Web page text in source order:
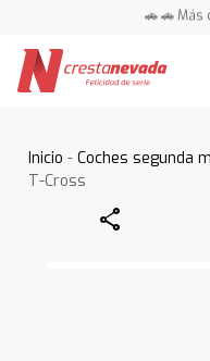
🚗 🚗 Más
Inicio -Coches segunda
T-Cross
Share